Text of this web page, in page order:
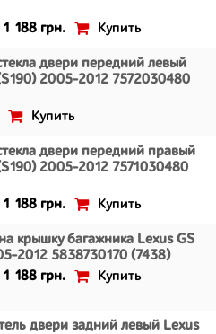
1 188 грн. Купить
двери передний левый
2005-2012 7572030480
Купить
двери передний правый
2005-2012 7571030480
1 188 грн. Купить
крышку багажника Lexus GS
2012 5838730170 (7438)
1 188 грн. Купить
двери задний левый Lexus